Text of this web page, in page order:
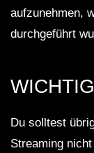
aufzunehmen,
durchgeführt
Du solltest
Streaming